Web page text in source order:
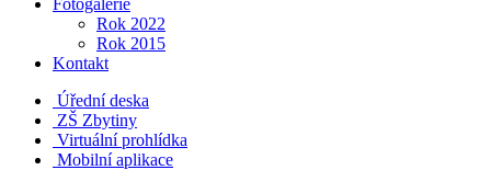
Fotogalerie
Rok 2022
Rok 2015
Kontakt
Úřední deska
ZŠ Zbytiny
Virtuální prohlídka
Mobilní aplikace